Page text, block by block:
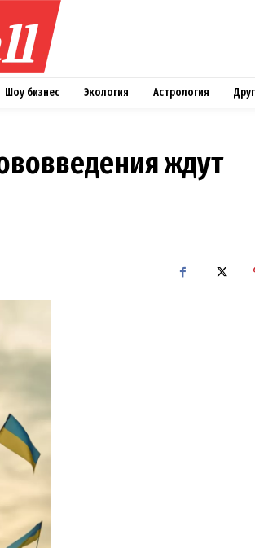
Шоу бизнес Экология Астрология
ждут